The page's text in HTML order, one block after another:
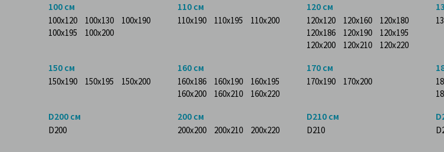
100 см
100x120 100x130
100x190
100x195
100x200
110 см
110x190 110x195 110x200
120 см
120x120 120x160
120x180
120x186
120x190
120x195
120x200
120x210 120x220
150 см
150x190 150x195 150x200
160 см
160x186 160x190
160x195
160x200
160x210 160x220
170 см
170x190 170x200
D200 см
D200
200 см
200x200 200x210 200x220
D210 см
D210